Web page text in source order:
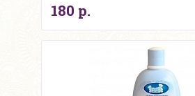
180 р.